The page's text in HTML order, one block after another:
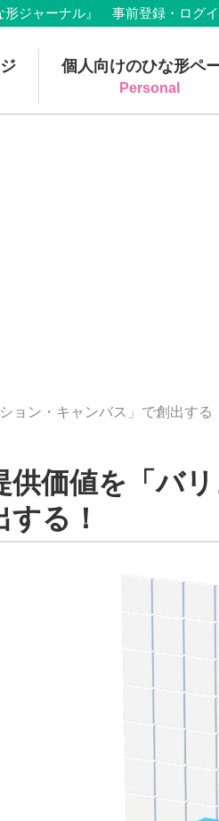
形ジャーナル』 事前登録・ログ
個人向けのひな形ペ
Personal
ョン・キャンバス」で創出する
供価値を「バ
る！